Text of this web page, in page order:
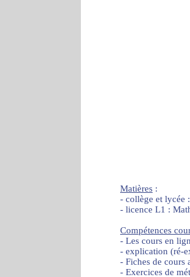
Matières :
- collège et lycée
- licence L1 :
Compétences
- Les cours en
- explication (ré-
- Fiches de cours
- Exercices de